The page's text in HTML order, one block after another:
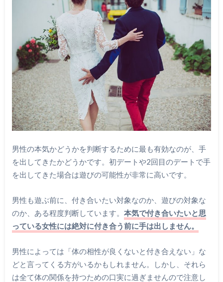
男性の本気かどうかを判断するために最も有効なのが、手
を出してきたかどうかです。初デートや2回目のデートで手
を出してきた場合は遊びの可能性が非常に高いです。
男性も遊ぶ前に、付き合いたい対象なのか、遊びの対象な
のか、ある程度判断しています。 本気で付き合いたいと思
っている女性には絶対に付き合う前に手は出しません。
男性によっては「体の相性が良くないと付き合えない」な
どと言ってくる方がいるかもしれません。しかし、それら
は全て体の関係を持つための口実に過ぎませんので注意し